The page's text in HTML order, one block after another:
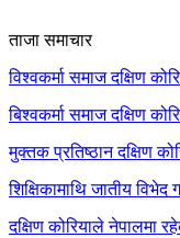
ताजा समाचार
विश्वकर्मा समाज दक्षिण
बिश्वकर्मा समाज दक्षिण
मुक्तक प्रतिष्ठान दक्षिण
शिक्षिकामाथि जातीय
दक्षिण कोरियाले नेपालमा